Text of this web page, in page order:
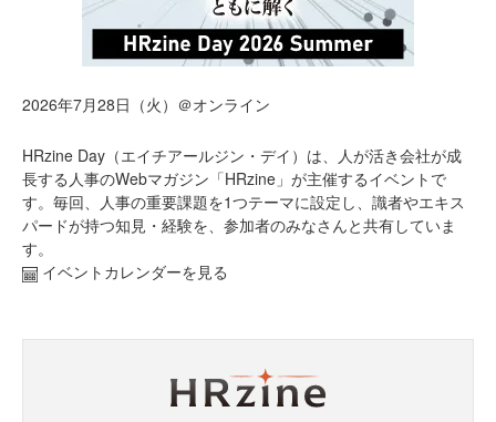
2026年7月28日（火）＠オンライン
HRzine Day（エイチアールジン・デイ）は、人が活き会社が成
長する人事のWebマガジン「HRzine」が主催するイベントで
す。毎回、人事の重要課題を1つテーマに設定し、識者やエキス
パードが持つ知見・経験を、参加者のみなさんと共有していま
す。
イベントカレンダーを見る